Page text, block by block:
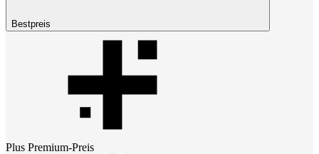
Bestpreis
Plus Premium-Preis